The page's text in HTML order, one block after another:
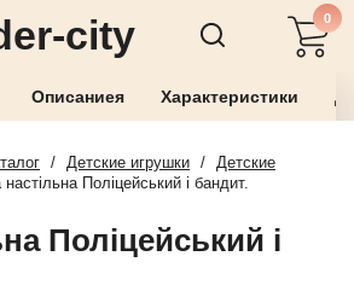
city 0
Описаниея Характеристики
/ Детские игрушки / Детские
настільна Поліцейський і бандит.
Поліцейський і